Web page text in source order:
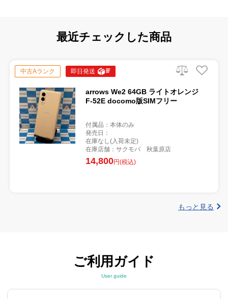
最近チェックした商品
中古Aランク 即日発送
arrows We2 64GB ライトオレンジ
F-52E docomo版SIMフリー
付属品：本体のみ
発売日：
在庫なし(入荷未定)
在庫店舗：サクモバ 秋葉原店
14,800円(税込)
もっと見る
ご利用ガイド
User guide